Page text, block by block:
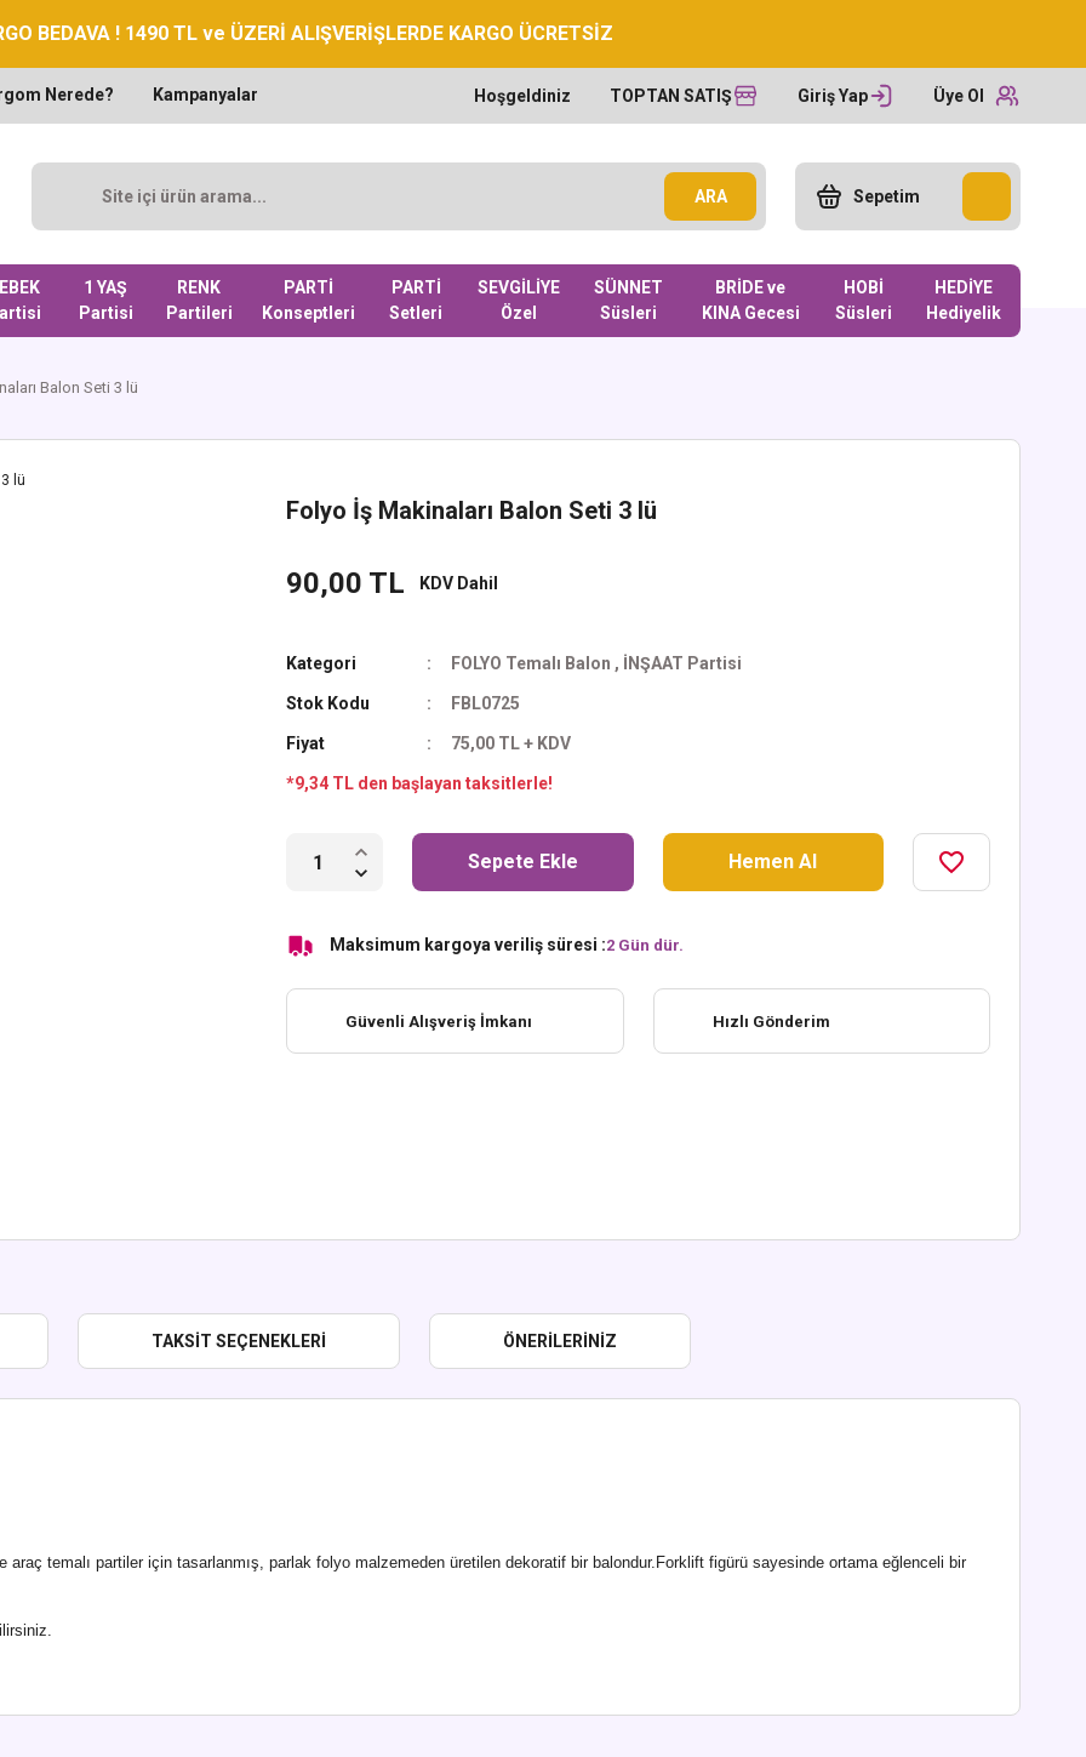
BEDAVA ! 1490 TL ve ÜZERİ ALIŞVERİŞLERDE KARGO ÜCRETSİZ
Nerede? Kampanyalar Hoşgeldiniz TOPTAN SATIŞ Giriş Yap Üye Ol
ARA Sepetim
1 YAŞ
Partisi
RENK
Partileri
PARTİ
Konseptleri
PARTİ
Setleri
SEVGİLİYE
Özel
SÜNNET
Süsleri
BRİDE ve
KINA Gecesi
HOBİ
Süsleri
HEDİYE
Hediyelik
Balon Seti 3 lü
Folyo İş Makinaları Balon Seti 3 lü
90,00 TL KDV Dahil
Kategori FOLYO Temalı Balon , İNŞAAT Partisi
Stok Kodu FBL0725
Fiyat 75,00 TL + KDV
*9,34 TL den başlayan taksitlerle!
Sepete Ekle Hemen Al
Maksimum kargoya veriliş süresi :2 Gün dür.
Güvenli Alışveriş İmkanı Hızlı Gönderim
TAKSIT SEÇENEKLERI ÖNERILERINIZ
temalı partiler için tasarlanmış, parlak folyo malzemeden üretilen dekoratif bir balondur.Forklift figürü sayesinde ortama eğlenceli bir